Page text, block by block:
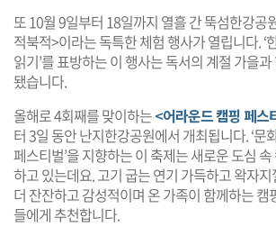
또 10월 9일부터 18일까지 열흘 간 뚝섬한강공
적북적>이라는 독특한 체험 행사가 열립니다. ‘
읽기’를 표방하는 이 행사는 독서의 계절 가을
됐습니다.
올해로 4회째를 맞이하는<어라운드 캠핑 페스
터 3일 동안 난지한강공원에서 개최됩니다. ‘문
페스티벌’을 지향하는 이 축제는 새로운 도심
하고 있는데요. 고기 굽는 연기 가득하고 왁자
더 잔잔하고 감성적이며 온 가족이 함께하는 캠
들에게 추천합니다.